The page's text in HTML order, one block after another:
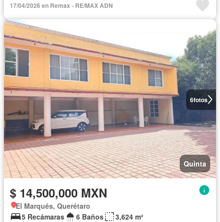
17/04/2026 en Remax - RE/MAX ADN
6fotos
Quinta
$ 14,500,000 MXN
El Marqués, Querétaro
5 Recámaras
6 Baños
3,624 m²